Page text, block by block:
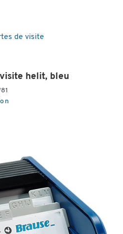
de visite
helit, bleu